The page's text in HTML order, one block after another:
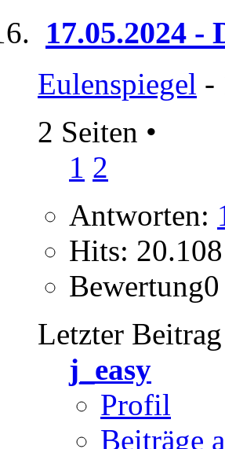
17.05.2024
Eulenspiegel -
2 Seiten •
1 2
Antworten:
Hits: 20.108
Letzter
j_easy
Profil
Beiträge